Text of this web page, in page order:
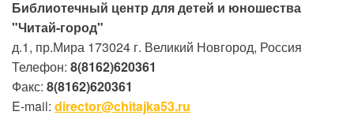
Библиотечный центр для детей и юношества
"Читай-город"
д.1, пр.Мира 173024 г. Великий Новгород, Россия
Телефон: 8(8162)620361
Факс: 8(8162)620361
E-mail: director@chitajka53.ru